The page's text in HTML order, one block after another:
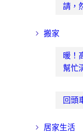
請，
搬家
暖！
幫忙
回頭
居家生活